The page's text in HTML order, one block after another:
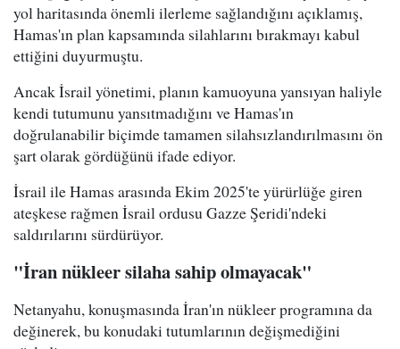
yol haritasında önemli ilerleme sağlandığını açıklamış,
Hamas'ın plan kapsamında silahlarını bırakmayı kabul
ettiğini duyurmuştu.
Ancak İsrail yönetimi, planın kamuoyuna yansıyan haliyle
kendi tutumunu yansıtmadığını ve Hamas'ın
doğrulanabilir biçimde tamamen silahsızlandırılmasını ön
şart olarak gördüğünü ifade ediyor.
İsrail ile Hamas arasında Ekim 2025'te yürürlüğe giren
ateşkese rağmen İsrail ordusu Gazze Şeridi'ndeki
saldırılarını sürdürüyor.
"İran nükleer silaha sahip olmayacak"
Netanyahu, konuşmasında İran'ın nükleer programına da
değinerek, bu konudaki tutumlarının değişmediğini